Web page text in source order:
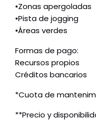
•Zonas apergoladas
•Pista de jogging
•Áreas verdes
Formas de pago:
Recursos propios
Créditos bancarios
*Cuota de
**Precio y